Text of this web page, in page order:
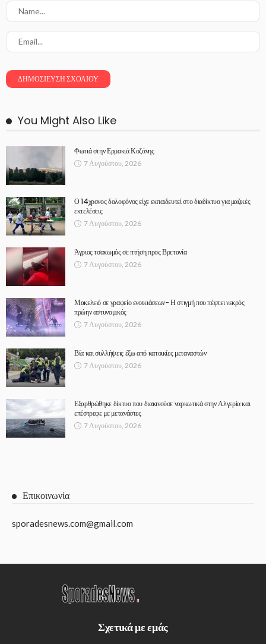
You Might Also Like
Φωτιά στην Ερμακιά Κοζάνης
7 Αυγούστου, 2026
Ο 14χρονος δολοφόνος είχε εκπαιδευτεί στο διαδίκτυο για μαζικές
εκτελέσεις
7 Αυγούστου, 2026
Άγριος τσακωμός σε πτήση προς Βρετανία
7 Αυγούστου, 2026
Μακελειό σε γραφείο ενοικιάσεων- Η στιγμή που πέφτει νεκρός
πρώην αστυνομικός
7 Αυγούστου, 2026
Βία και συλλήψεις έξω από κατοικίες μεταναστών
7 Αυγούστου, 2026
Εξαρθρώθηκε δίκτυο που διακινούσε ναρκωτικά στην Αλγερία και
επέστρεφε με μετανάστες
7 Αυγούστου, 2026
Επικοινωνία
sporadesnews.com@gmail.com
Σχετικά με εμάς